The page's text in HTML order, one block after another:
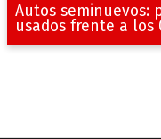
Autos seminuevos:
usados frente a los